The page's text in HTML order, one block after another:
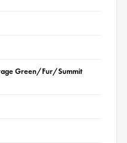
Green/Fur/Summit